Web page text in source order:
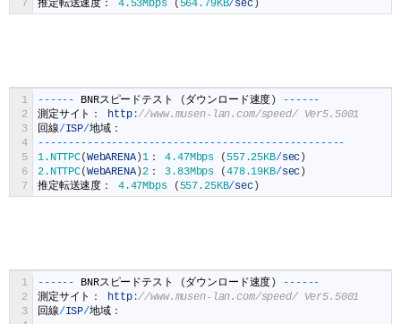
7
推定転送速度：
4.53Mbps ( 564.79KB/sec)
1
2
3
4
5
6
7
-- ---- BNRスピードテスト (ダウンロード速度 ) -- -- --
測定サイト：
http://www.musen-lan.com/speed/ Ver5.5001
回線/ISP/地域：
-- ---- -- -- ---- -- -- -- -- -- -- -- -- -- ---- -- -- ---- -- -- --
1.NTTPC(WebARENA)1： 4.47Mbps ( 557.25KB/sec )
2.NTTPC(WebARENA)2： 3.83Mbps (478.19KB/sec )
推定転送速度：
4.47Mbps ( 557.25KB/sec)
1
2
3
-- ---- BNRスピードテスト (ダウンロード速度 ) -- -- --
測定サイト：
http://www.musen-lan.com/speed/ Ver5.5001
回線/ISP/地域：